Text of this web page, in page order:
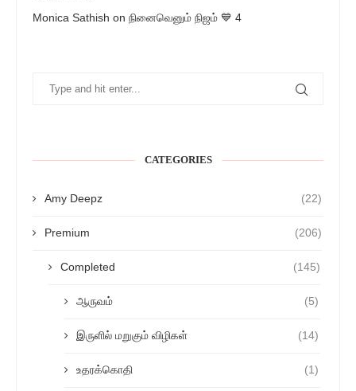
Monica Sathish on நினைவெனும் நிஜம் 💙 4
CATEGORIES
Amy Deepz (22)
Premium (206)
Completed (145)
ஆருவம் (5)
இருளில் மறுகும் விழிகள் (14)
உதரக்கொதி (1)